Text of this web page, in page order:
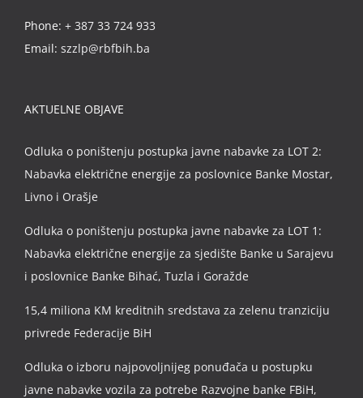
Phone: + 387 33 724 933
Email: szzlp@rbfbih.ba
AKTUELNE OBJAVE
Odluka o poništenju postupka javne nabavke za LOT 2:
Nabavka električne energije za poslovnice Banke Mostar,
Livno i Orašje
Odluka o poništenju postupka javne nabavke za LOT 1:
Nabavka električne energije za sjedište Banke u Sarajevu
i poslovnice Banke Bihać, Tuzla i Goražde
15,4 miliona KM kreditnih sredstava za zelenu tranziciju
privrede Federacije BiH
Odluka o izboru najpovoljnijeg ponuđača u postupku
javne nabavke vozila za potrebe Razvojne banke FBiH,